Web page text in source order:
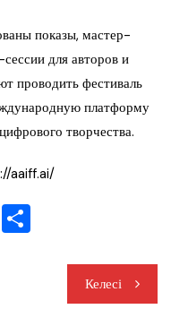
показы, мастер-
для авторов и
проводить фестиваль
платформу
творчества.
aaiff.ai/
T
Келесі